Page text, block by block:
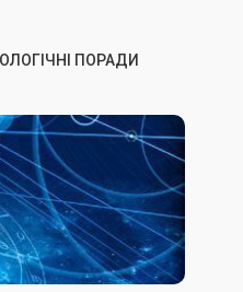
ПОРАДИ